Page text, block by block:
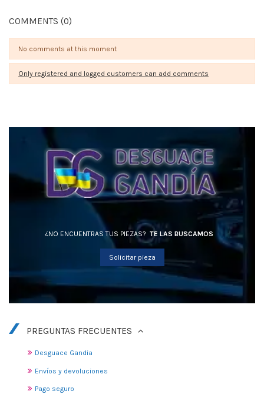
COMMENTS (0)
No comments at this moment
Only registered and logged customers can add comments
¿NO ENCUENTRAS TUS PIEZAS? TE LAS BUSCAMOS
Solicitar pieza
PREGUNTAS FRECUENTES
Desguace Gandia
Envíos y devoluciones
Pago seguro